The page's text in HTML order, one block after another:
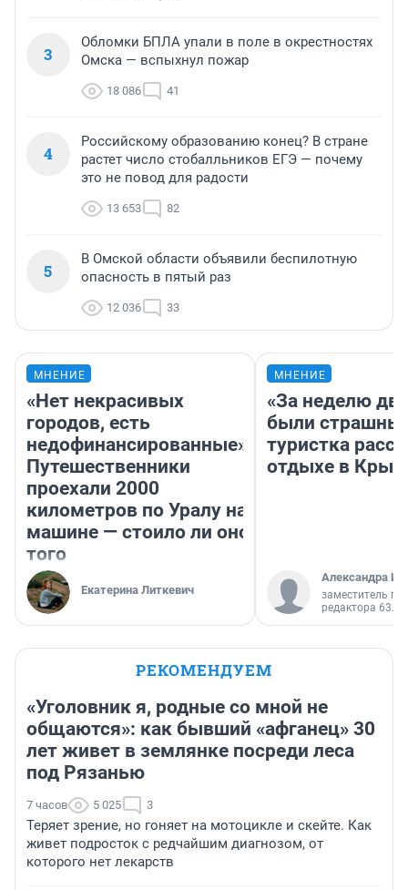
3
Обломки БПЛА упали в поле в окрестностях
Омска — вспыхнул пожар
18 086 41
4
Российскому образованию конец? В стране
растет число стобалльников ЕГЭ — почему
это не повод для радости
13 653 82
5
В Омской области объявили беспилотную
опасность в пятый раз
12 036 33
МНЕНИЕ
«Нет некрасивых
городов, есть
недофинансированные».
Путешественники
проехали 2000
километров по Уралу на
машине — стоило ли оно
того
Екатерина Литкевич
МНЕНИЕ
«За неделю
были
туристка
отдыхе в
Александра
заместитель
редактора 63.RU
РЕКОМЕНДУЕМ
«Уголовник я, родные со мной не
общаются»: как бывший «афганец» 30
лет живет в землянке посреди леса
под Рязанью
7 часов 5 025 3
Теряет зрение, но гоняет на мотоцикле и скейте. Как
живет подросток с редчайшим диагнозом, от
которого нет лекарств